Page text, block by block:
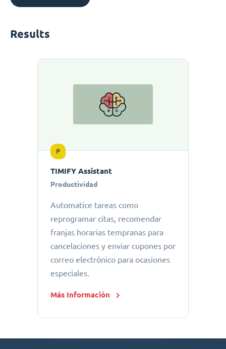
Results
P
TIMIFY Assistant
Productividad
Automatice tareas como
reprogramar citas, recomendar
franjas horarias tempranas para
cancelaciones y enviar cupones por
correo electrónico para ocasiones
especiales.
Más Información